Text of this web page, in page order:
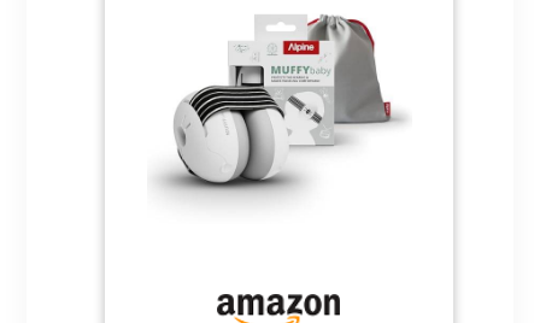
avec un sac de transport de luxe.
pour les tout-petits ! LE MEILLEUR POUR
VOTRE BÉBɠ– Testé et approuvé par les
parents et les bébés ! Le casque Muffy
Baby offre une atténuation prouvée de 24
dB et est certifié CE et ANSI. Ainsi, vous
pouvez être sûr que votre bébé est en
sécurité. MISE EN PLACE FACILE – La
nouvelle conception est plus facile que
jamais ! Le bandeau profilé et la bande
Muffy Baby est encore plus chic avec un